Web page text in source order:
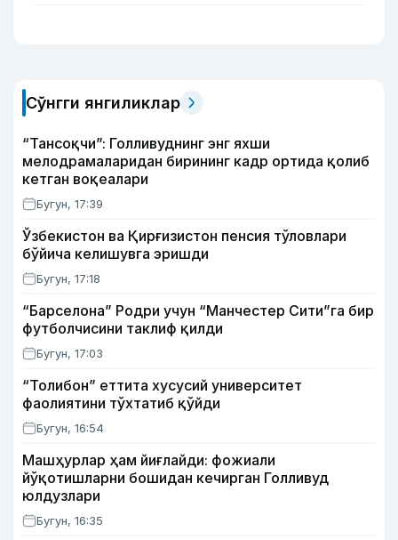
Сўнгги янгиликлар
“Тансоқчи”: Голливуднинг энг яхши
мелодрамаларидан бирининг кадр ортида қолиб
кетган воқеалари
Бугун, 17:39
Ўзбекистон ва Қирғизистон пенсия тўловлари
бўйича келишувга эришди
Бугун, 17:18
“Барселона” Родри учун “Манчестер Сити”га бир
футболчисини таклиф қилди
Бугун, 17:03
“Толибон” еттита хусусий университет
фаолиятини тўхтатиб қўйди
Бугун, 16:54
Машҳурлар ҳам йиғлайди: фожиали
йўқотишларни бошидан кечирган Голливуд
юлдузлари
Бугун, 16:35